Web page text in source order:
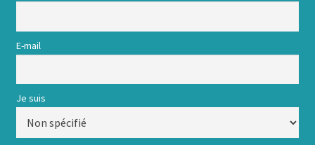
E-mail
Je suis